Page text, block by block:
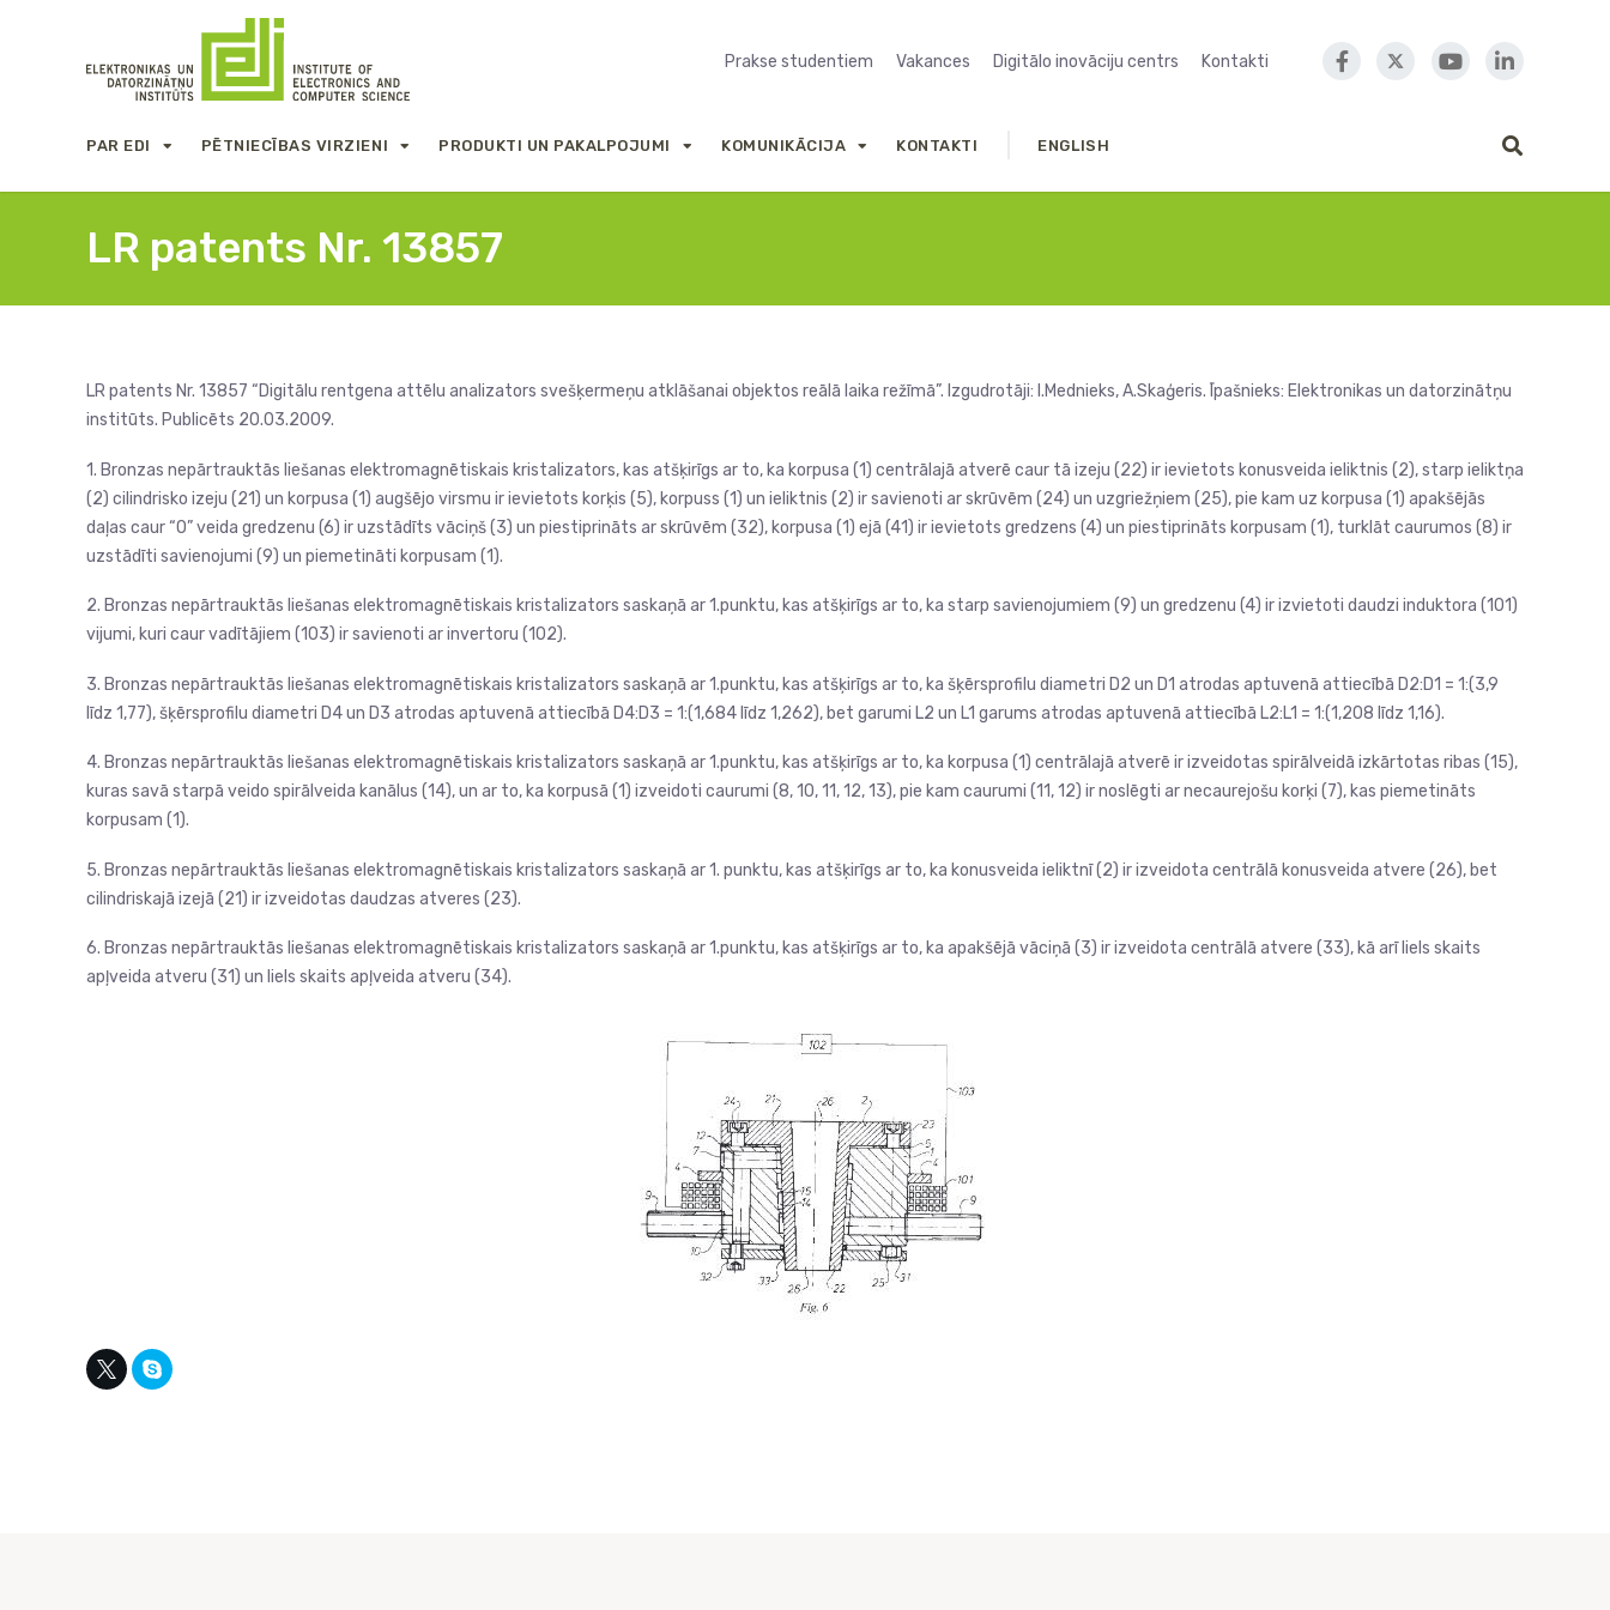
Prakse studentiem Vakances Digitālo inovāciju centrs Kontakti
PAR EDI PĒTNIECĪBAS VIRZIENI PRODUKTI UN PAKALPOJUMI KOMUNIKĀCIJA KONTAKTI ENGLISH
LR patents Nr. 13857
LR patents Nr. 13857 “Digitālu rentgena attēlu analizators svešķermeņu atklāšanai objektos reālā laika režīmā”. Izgudrotāji: I.Mednieks, A.Skaģeris. Īpašnieks: Elektronikas un datorzinātņu
institūts. Publicēts 20.03.2009.
1. Bronzas nepārtrauktās liešanas elektromagnētiskais kristalizators, kas atšķirīgs ar to, ka korpusa (1) centrālajā atverē caur tā izeju (22) ir ievietots konusveida ieliktnis (2), starp ieliktņa
(2) cilindrisko izeju (21) un korpusa (1) augšējo virsmu ir ievietots korķis (5), korpuss (1) un ieliktnis (2) ir savienoti ar skrūvēm (24) un uzgriežņiem (25), pie kam uz korpusa (1) apakšējās
daļas caur “O” veida gredzenu (6) ir uzstādīts vāciņš (3) un piestiprināts ar skrūvēm (32), korpusa (1) ejā (41) ir ievietots gredzens (4) un piestiprināts korpusam (1), turklāt caurumos (8) ir
uzstādīti savienojumi (9) un piemetināti korpusam (1).
2. Bronzas nepārtrauktās liešanas elektromagnētiskais kristalizators saskaņā ar 1.punktu, kas atšķirīgs ar to, ka starp savienojumiem (9) un gredzenu (4) ir izvietoti daudzi induktora (101)
vijumi, kuri caur vadītājiem (103) ir savienoti ar invertoru (102).
3. Bronzas nepārtrauktās liešanas elektromagnētiskais kristalizators saskaņā ar 1.punktu, kas atšķirīgs ar to, ka šķērsprofilu diametri D2 un D1 atrodas aptuvenā attiecībā D2:D1 = 1:(3,9
līdz 1,77), šķērsprofilu diametri D4 un D3 atrodas aptuvenā attiecībā D4:D3 = 1:(1,684 līdz 1,262), bet garumi L2 un L1 garums atrodas aptuvenā attiecībā L2:L1 = 1:(1,208 līdz 1,16).
4. Bronzas nepārtrauktās liešanas elektromagnētiskais kristalizators saskaņā ar 1.punktu, kas atšķirīgs ar to, ka korpusa (1) centrālajā atverē ir izveidotas spirālveidā izkārtotas ribas (15),
kuras savā starpā veido spirālveida kanālus (14), un ar to, ka korpusā (1) izveidoti caurumi (8, 10, 11, 12, 13), pie kam caurumi (11, 12) ir noslēgti ar necaurejošu korķi (7), kas piemetināts
korpusam (1).
5. Bronzas nepārtrauktās liešanas elektromagnētiskais kristalizators saskaņā ar 1. punktu, kas atšķirīgs ar to, ka konusveida ieliktnī (2) ir izveidota centrālā konusveida atvere (26), bet
cilindriskajā izejā (21) ir izveidotas daudzas atveres (23).
6. Bronzas nepārtrauktās liešanas elektromagnētiskais kristalizators saskaņā ar 1.punktu, kas atšķirīgs ar to, ka apakšējā vāciņā (3) ir izveidota centrālā atvere (33), kā arī liels skaits
apļveida atveru (31) un liels skaits apļveida atveru (34).